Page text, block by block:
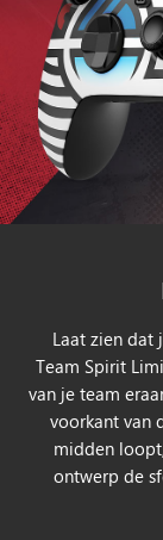
Laat zien dat
Team Spirit
van je team
voorkant van
midden
ontwerp de